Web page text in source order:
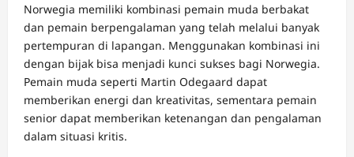
Norwegia memiliki kombinasi pemain muda berbakat
dan pemain berpengalaman yang telah melalui banyak
pertempuran di lapangan. Menggunakan kombinasi ini
dengan bijak bisa menjadi kunci sukses bagi Norwegia.
Pemain muda seperti Martin Odegaard dapat
memberikan energi dan kreativitas, sementara pemain
senior dapat memberikan ketenangan dan pengalaman
dalam situasi kritis.